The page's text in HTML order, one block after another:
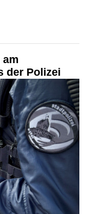
der Polizei